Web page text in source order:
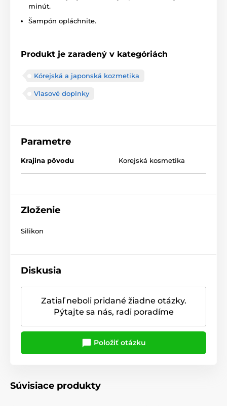
minút.
Šampón opláchnite.
Produkt je zaradený v kategóriách
Kórejská a japonská kozmetika
Vlasové doplnky
Parametre
Krajina pôvodu Korejská kosmetika
Zloženie
Silikon
Diskusia
Zatiaľ neboli pridané žiadne otázky.
Pýtajte sa nás, radi poradíme
Položiť otázku
Súvisiace produkty